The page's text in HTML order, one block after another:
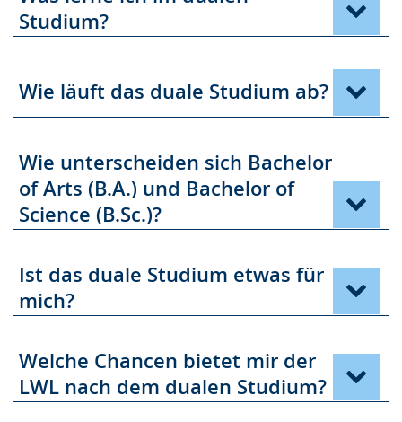
Studium?
Wie läuft das duale Studium ab?
Wie unterscheiden sich Bachelor
of Arts (B.A.) und Bachelor of
Science (B.Sc.)?
Ist das duale Studium etwas für
mich?
Welche Chancen bietet mir der
LWL nach dem dualen Studium?